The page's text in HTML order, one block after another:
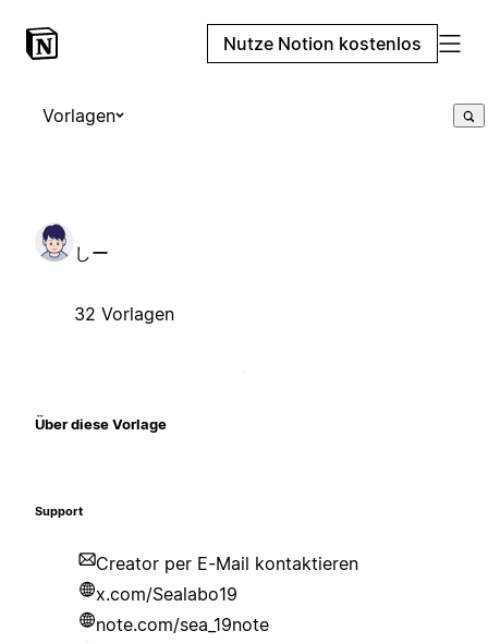
Nutze Notion kostenlos
Vorlagen
しー
32 Vorlagen
Über diese Vorlage
Support
Creator per E-Mail kontaktieren
x.com/Sealabo19
note.com/sea_19note